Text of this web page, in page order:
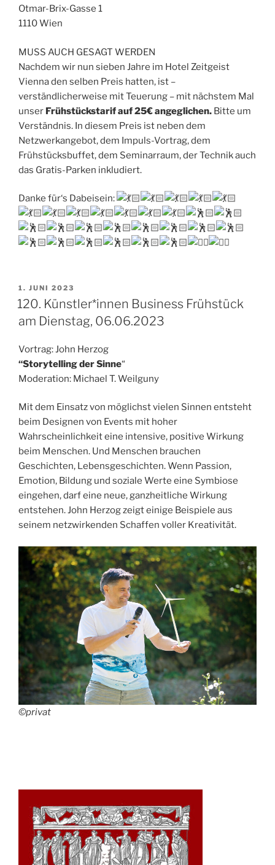
Otmar-Brix-Gasse 1
1110 Wien
MUSS AUCH GESAGT WERDEN
Nachdem wir nun sieben Jahre im Hotel Zeitgeist
Vienna den selben Preis hatten, ist –
verständlicherweise mit Teuerung – mit nächstem Mal
unser Frühstückstarif auf 25€ angeglichen. Bitte um
Verständnis. In diesem Preis ist neben dem
Netzwerkangebot, dem Impuls-Vortrag, dem
Frühstücksbuffet, dem Seminarraum, der Technik auch
das Gratis-Parken inkludiert.
Danke für‘s Dabeisein:
VERÖFFENTLICHT
AM
1. JUNI 2023
120. Künstler*innen Business Frühstück
am Dienstag, 06.06.2023
Vortrag: John Herzog
“Storytelling der Sinne“
Moderation: Michael T. Weilguny
Mit dem Einsatz von möglichst vielen Sinnen entsteht
beim Designen von Events mit hoher
Wahrscheinlichkeit eine intensive, positive Wirkung
beim Menschen. Und Menschen brauchen
Geschichten, Lebensgeschichten. Wenn Passion,
Emotion, Bildung und soziale Werte eine Symbiose
eingehen, darf eine neue, ganzheitliche Wirkung
entstehen. John Herzog zeigt einige Beispiele aus
seinem netzwirkenden Schaffen voller Kreativität.
©privat